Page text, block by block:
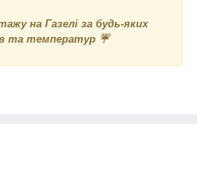
на Газелі за будь-яких
та температур ☔